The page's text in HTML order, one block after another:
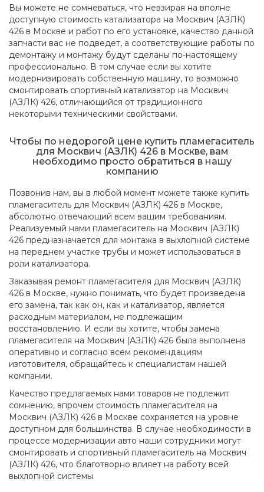
Вы можете не сомневаться, что невзирая на вполне
доступную стоимость катализатора на Москвич (АЗЛК)
426 в Москве и работ по его установке, качество данной
запчасти вас не подведет, а соответствующие работы по
демонтажу и монтажу будут сделаны по-настоящему
профессионально. В том случае если вы хотите
модернизировать собственную машину, то возможно
смонтировать спортивный катализатор на Москвич
(АЗЛК) 426, отличающийся от традиционного
некоторыми техническими свойствами.
Чтобы по недорогой цене купить пламегаситель
для Москвич (АЗЛК) 426 в Москве, вам
необходимо просто обратиться в нашу
компанию
Позвонив нам, вы в любой момент можете также купить
пламегаситель для Москвич (АЗЛК) 426 в Москве,
абсолютно отвечающий всем вашим требованиям.
Реализуемый нами пламегаситель на Москвич (АЗЛК)
426 предназначается для монтажа в выхлопной системе
на переднем участке трубы и может использоваться в
роли катализатора.
Заказывая ремонт пламегасителя для Москвич (АЗЛК)
426 в Москве, нужно понимать, что будет произведена
его замена, так как он, как и катализатор, является
расходным материалом, не подлежащим
восстановлению. И если вы хотите, чтобы замена
пламегасителя на Москвич (АЗЛК) 426 была выполнена
оперативно и согласно всем рекомендациям
изготовителя, обращайтесь к специалистам нашей
компании.
Качество предлагаемых нами товаров не подлежит
сомнению, впрочем стоимость пламегасителя на
Москвич (АЗЛК) 426 в Москве сохраняется на уровне
доступном для большинства. В случае необходимости в
процессе модернизации авто наши сотрудники могут
смонтировать и спортивный пламегаситель на Москвич
(АЗЛК) 426, что благотворно влияет на работу всей
выхлопной системы.